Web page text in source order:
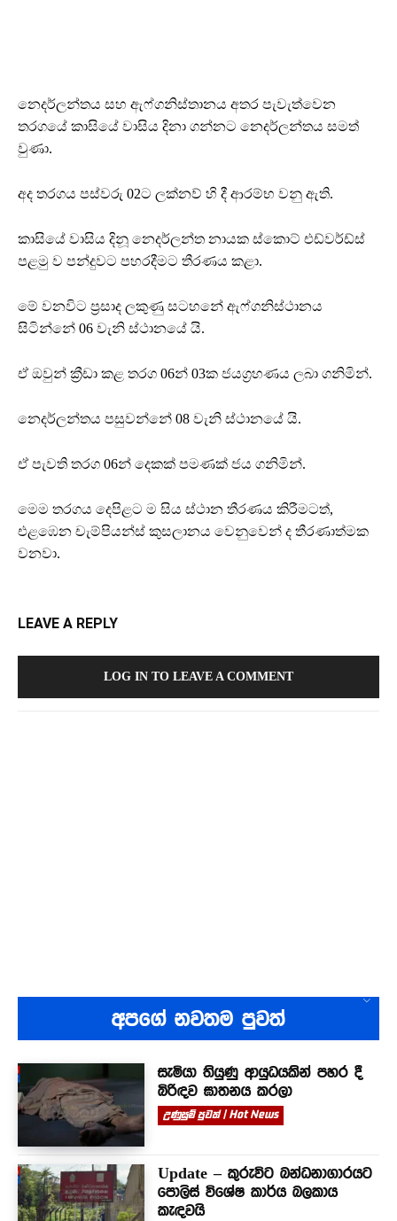
නෙදර්ලන්තය සහ ඇෆ්ගනිස්තානය අතර පැවැත්වෙන
තරගයේ කාසියේ වාසිය දිනා ගන්නට නෙදර්ලන්තය සමත්
වුණා.
අද තරගය පස්වරු 02ට ලක්නව් හි දී ආරම්භ වනු ඇති.
කාසියේ වාසිය දිනූ නෙදර්ලන්ත නායක ස්කොට් එඩ්වර්ඩ්ස්
පළමු ව පන්දුවට පහරදීමට තීරණය කළා.
මේ වනවිට ප්‍රසාද ලකුණු සටහනේ ඇෆ්ගනිස්ථානය
සිටින්නේ 06 වැනි ස්ථානයේ යි.
ඒ ඔවුන් ක්‍රීඩා කළ තරග 06න් 03ක ජයග්‍රහණය ලබා ගනිමින්.
නෙදර්ලන්තය පසුවන්නේ 08 වැනි ස්ථානයේ යි.
ඒ පැවති තරග 06න් දෙකක් පමණක් ජය ගනිමින්.
මෙම තරගය දෙපිළට ම සිය ස්ථාන තීරණය කිරීමටත්,
එළඹෙන චැම්පියන්ස් කුසලානය වෙනුවෙන් ද තීරණාත්මක
වනවා.
LEAVE A REPLY
LOG IN TO LEAVE A COMMENT
අපගේ නවතම පුවත්
සැමියා තියුණු ආයුධයකින් පහර දී
බිරිඳව ඝාතනය කරලා
උණුසුම් පුවත් | Hot News
Update – කුරුවිට බන්ධනාගාරයට
පොලිස් විශේෂ කාර්ය බලකාය
කැඳවයි